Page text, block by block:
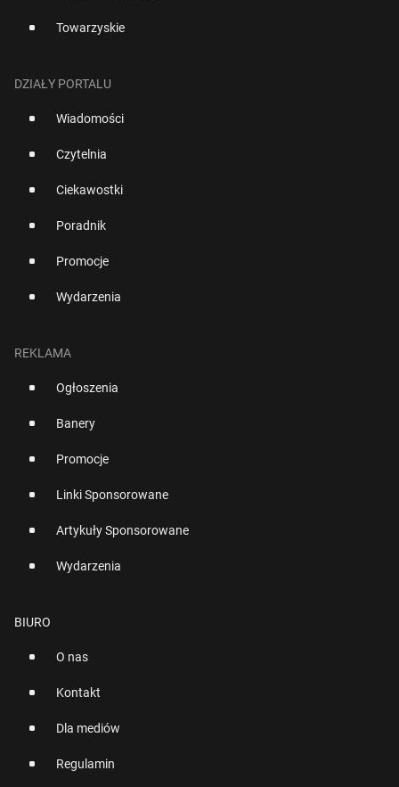
Towarzyskie
DZIAŁY PORTALU
Wiadomości
Czytelnia
Ciekawostki
Poradnik
Promocje
Wydarzenia
REKLAMA
Ogłoszenia
Banery
Promocje
Linki Sponsorowane
Artykuły Sponsorowane
Wydarzenia
BIURO
O nas
Kontakt
Dla mediów
Regulamin